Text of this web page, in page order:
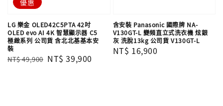
優惠
LG 樂金 OLED42C5PTA 42吋
OLED evo AI 4K 智慧顯示器 C5
極緻系列 公司貨 含北北基基本安
裝
Regular
NT$ 49,900 Sale
NT$ 39,900
含安裝 Panasonic 國際牌 NA-
V130GT-L 變頻直立式洗衣機 炫銀
灰 洗脫13kg 公司貨 V130GT-L
Regular
NT$ 16,900